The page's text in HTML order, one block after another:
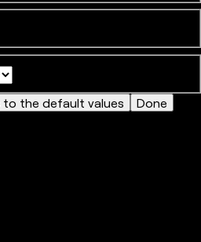
the default values
Done